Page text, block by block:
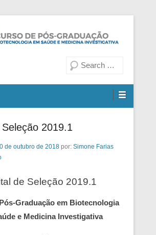
de Pós-Graduação em
Medicina Investigativa
2019.1
de outubro de 2018 por: Simone Farias
de Seleção 2019.1
Graduação em Biotecnologia
e Medicina Investigativa